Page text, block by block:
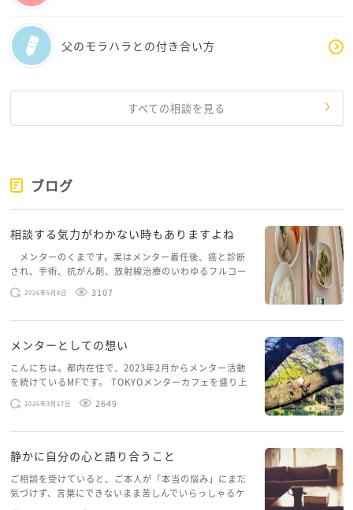
て一人暮らしをして、ご両親と物理的に一度距離を置
いてみて、そこから、自分は本当はどうしたいのか？
ご両親との関係性をどう思うのか、いま、一旦、別れ
るとなって納得している彼氏さんとの関係も、本当に
彼氏さんが好きだからお付き合いされているわけです
し、一緒にずっといたいと思われる感情も理解できま
られてしまうってなるので、まずは、お母さんと話し
をしてみてはどうかなと思います。
父のモラハラとの付き合い方
すべての相談を見る
ブログ
相談する気力がわかない時もありますよね
メンターのくまです。実はメンター着任後、癌と診断
され、手術、抗がん剤、放射線治療のいわゆるフルコー
スを体験していて、しばらくメンターカフェに来られて
いませんでした。体力だけでなく、気力も落ちパソコン
2026年5月8日 3107
メンターとしての想い
こんにちは。都内在住で、2023年2月からメンター活動
を続けているMFです。 TOKYOメンターカフェを盛り上
げたいという想いから、勇気を出して初めてブログを投
稿してみようと思います。少し自分のことを書いてみま
2026年3月17日 2649
静かに自分の心と語り合うこと
ご相談を受けていると、ご本人が「本当の悩み」にまだ
気づけず、言葉にできないまま苦しんでいらっしゃるケ
ースがありますお悩みというのは、心の深いところ（深